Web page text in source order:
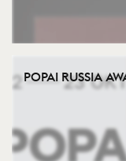
POPAI RUSSIA